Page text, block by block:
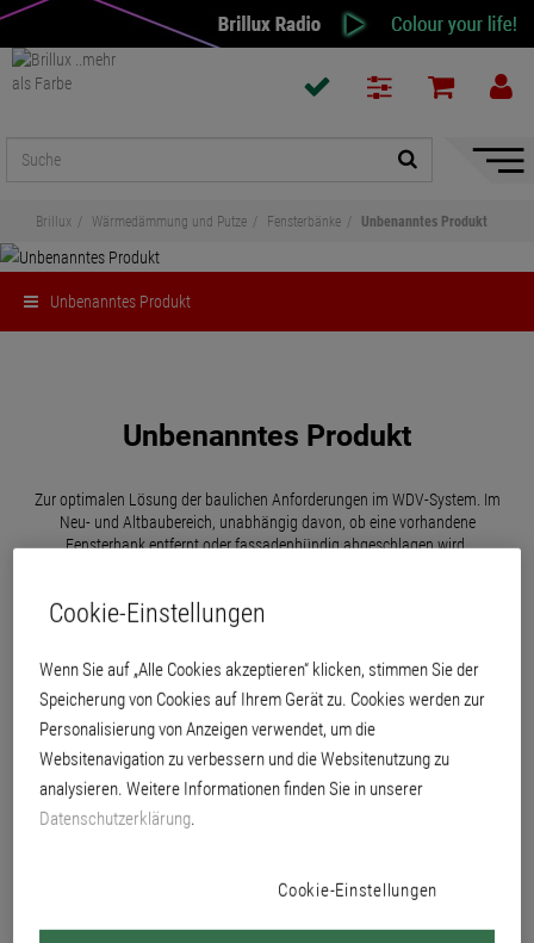
Brillux Wärmedämmung und Putze Fensterbänke Unbenanntes Produkt
Unbenanntes Produkt
Unbenanntes Produkt
Zur optimalen Lösung der baulichen Anforderungen im WDV-System. Im
Neu- und Altbaubereich, unabhängig davon, ob eine vorhandene
Fensterbank entfernt oder fassadenbündig abgeschlagen wird.
Cookie-Einstellungen
Wenn Sie auf „Alle Cookies akzeptieren“ klicken, stimmen Sie der
Speicherung von Cookies auf Ihrem Gerät zu. Cookies werden zur
Personalisierung von Anzeigen verwendet, um die
Websitenavigation zu verbessern und die Websitenutzung zu
analysieren. Weitere Informationen finden Sie in unserer
Datenschutzerklärung.
Cookie-Einstellungen